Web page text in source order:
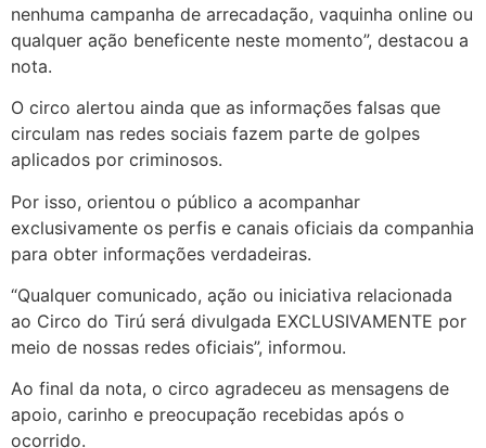
nenhuma campanha de arrecadação, vaquinha online ou
qualquer ação beneficente neste momento”, destacou a
nota.
O circo alertou ainda que as informações falsas que
circulam nas redes sociais fazem parte de golpes
aplicados por criminosos.
Por isso, orientou o público a acompanhar
exclusivamente os perfis e canais oficiais da companhia
para obter informações verdadeiras.
“Qualquer comunicado, ação ou iniciativa relacionada
ao Circo do Tirú será divulgada EXCLUSIVAMENTE por
meio de nossas redes oficiais”, informou.
Ao final da nota, o circo agradeceu as mensagens de
apoio, carinho e preocupação recebidas após o
ocorrido.